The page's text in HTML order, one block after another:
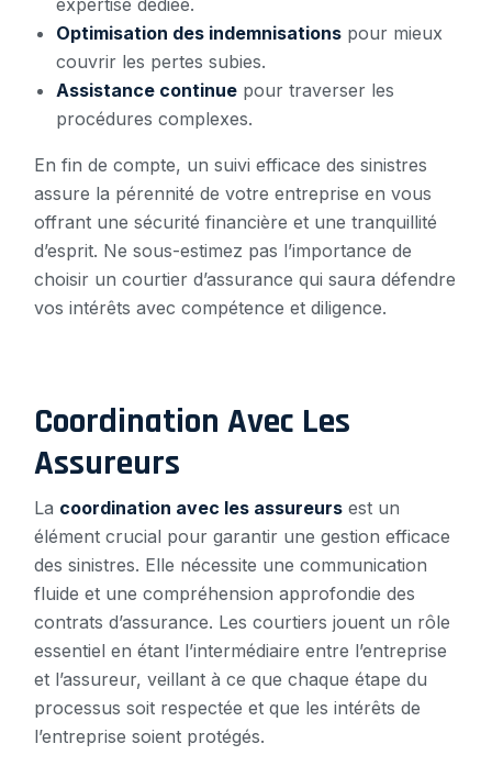
expertise dédiée.
Optimisation des indemnisations pour mieux
couvrir les pertes subies.
Assistance continue pour traverser les
procédures complexes.
En fin de compte, un suivi efficace des sinistres
assure la pérennité de votre entreprise en vous
offrant une sécurité financière et une tranquillité
d’esprit. Ne sous-estimez pas l’importance de
choisir un courtier d’assurance qui saura défendre
vos intérêts avec compétence et diligence.
Coordination Avec Les
Assureurs
La coordination avec les assureurs est un
élément crucial pour garantir une gestion efficace
des sinistres. Elle nécessite une communication
fluide et une compréhension approfondie des
contrats d’assurance. Les courtiers jouent un rôle
essentiel en étant l’intermédiaire entre l’entreprise
et l’assureur, veillant à ce que chaque étape du
processus soit respectée et que les intérêts de
l’entreprise soient protégés.